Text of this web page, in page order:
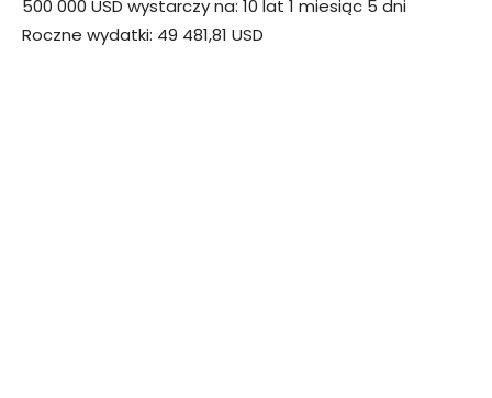
500 000 USD wystarczy na: 10 lat 1 miesiąc 5 dni
Roczne wydatki: 49 481,81 USD